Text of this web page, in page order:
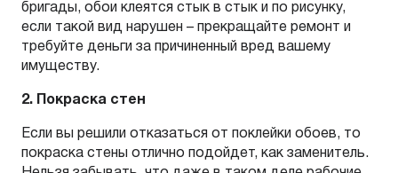
бригады, обои клеятся стык в стык и по рисунку,
если такой вид нарушен – прекращайте ремонт и
требуйте деньги за причиненный вред вашему
имуществу.
2. Покраска стен
Если вы решили отказаться от поклейки обоев, то
покраска стены отлично подойдет, как заменитель.